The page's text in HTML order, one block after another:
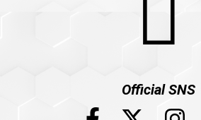
Official SNS